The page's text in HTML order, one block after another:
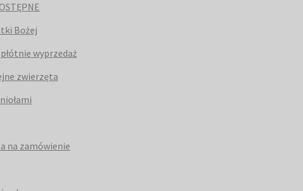
Bożej
wyprzedaż
zwierzęta
na zamówienie